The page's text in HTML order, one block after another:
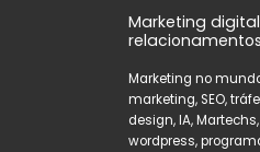
Marketing
relacionamentos
Marketing no
marketing, SEO,
design, IA,
wordpress,